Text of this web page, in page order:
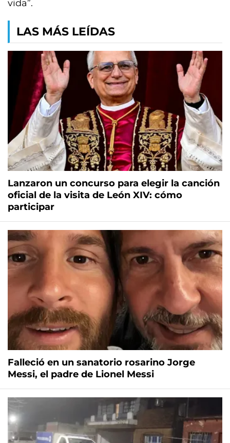
vida”.
LAS MÁS LEÍDAS
Lanzaron un concurso para elegir la canción
oficial de la visita de León XIV: cómo
participar
Falleció en un sanatorio rosarino Jorge
Messi, el padre de Lionel Messi